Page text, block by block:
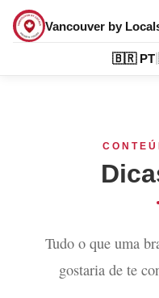
Vancouver by
🇧🇷 PT
Tudo o que uma
gostaria de te